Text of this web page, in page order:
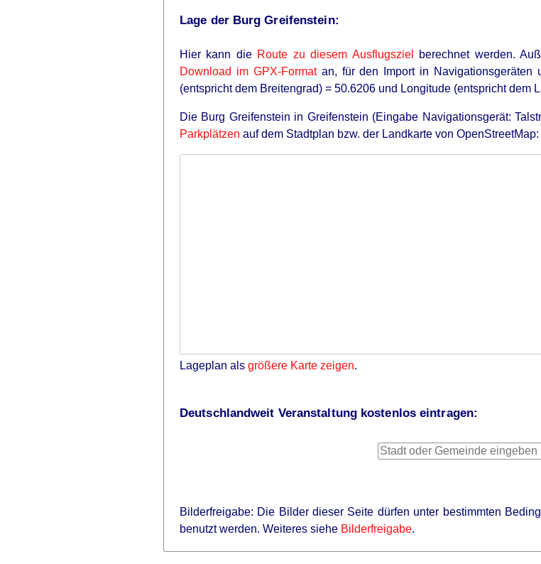
Lage der Burg Greifenstein:
Hier kann die Route zu diesem Ausflugsziel berechnet werden.
Download im GPX-Formatan, für den Import in
(entspricht dem Breitengrad) = 50.6206 und Longitude (entspricht dem
Die Burg Greifenstein in Greifenstein (Eingabe Navigationsgerät:
Parkplätzen auf dem Stadtplan bzw. der Landkarte von OpenStreetMap:
Lageplan als größere Karte zeigen.
Deutschlandweit Veranstaltung kostenlos eintragen:
Bilderfreigabe: Die Bilder dieser Seite dürfen unter bestimmten
benutzt werden. Weiteres siehe Bilderfreigabe.